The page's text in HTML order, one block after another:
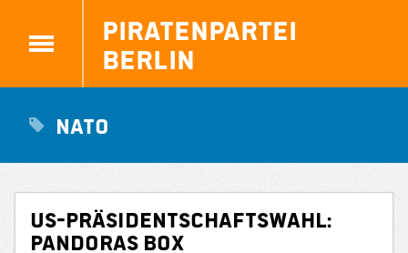
Piratenpartei
Berlin
NATO
US-Präsidentschaftswahl:
Pandoras Box